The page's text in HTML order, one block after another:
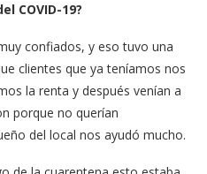
COVID-19?
confiados, y eso tuvo una
clientes que ya teníamos nos
la renta y después venían a
porque no querían
del local nos ayudó mucho.